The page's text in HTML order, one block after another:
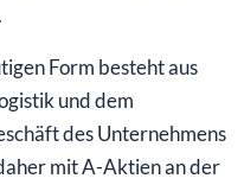
Form besteht aus
und dem
des Unternehmens
mit A-Aktien an der